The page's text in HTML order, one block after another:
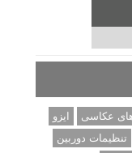
های عکاسی
ایزو
تنظیمات دوربین